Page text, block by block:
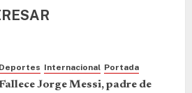
Deportes Internacional Portada
Fallece Jorge Messi, padre de